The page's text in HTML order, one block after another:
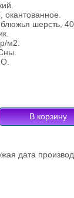
окантованное.
шерсть,
м2.
дата